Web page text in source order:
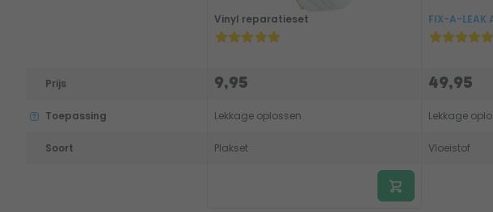
Prijs
Toepassing
Soort
Vinyl reparatieset
9,95
Lekkage oplossen
Plakset
FIX-A-
49,95
Lekkage
Vloeistof